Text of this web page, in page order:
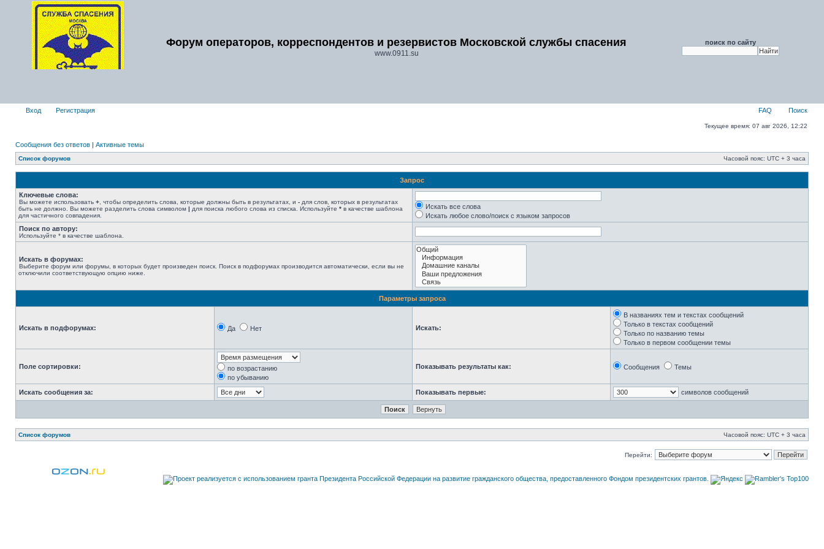
Форум операторов, корреспондентов и резервистов Московской службы спасения
www.0911.su
поиск по сайту
Вход Регистрация FAQ Поиск
Текущее время: 07 авг 2026, 12:22
Сообщения без ответов | Активные темы
Список форумов Часовой пояс: UTC + 3 часа
Запрос
Ключевые слова:
Вы можете использовать + , чтобы определить слова, которые должны быть в результатах, и - для слов, которых в результатах
быть не должно. Вы можете разделить слова символом | для поиска любого слова из списка. Используйте * в качестве шаблона
для частичного совпадения.
Искать все слова
Искать любое слово/поиск с языком запросов
Поиск по автору:
Используйте * в качестве шаблона.
Искать в форумах:
Выберите форум или форумы, в которых будет произведен поиск. Поиск в подфорумах производится автоматически, если вы не
отключили соответствующую опцию ниже.
Параметры запроса
Искать в подфорумах: Да Нет Искать:
В названиях тем и текстах сообщений
Только в текстах сообщений
Только по названию темы
Только в первом сообщении темы
Поле сортировки:
по возрастанию
по убыванию
Показывать результаты как: Сообщения Темы
Искать сообщения за: Показывать первые: символов сообщений
Список форумов Часовой пояс: UTC + 3 часа
Перейти: